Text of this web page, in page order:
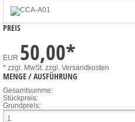
PREIS
EUR 50,00*
* zzgl. MwSt. zzgl. Versandkosten
MENGE / AUSFÜHRUNG
Gesamtsumme:
Stückpreis:
Grundpreis: